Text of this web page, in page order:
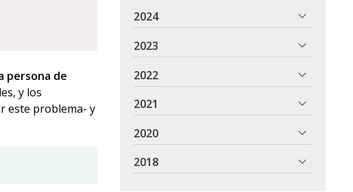
persona de
y los
este problema- y
2024
2023
2022
2021
2020
2018